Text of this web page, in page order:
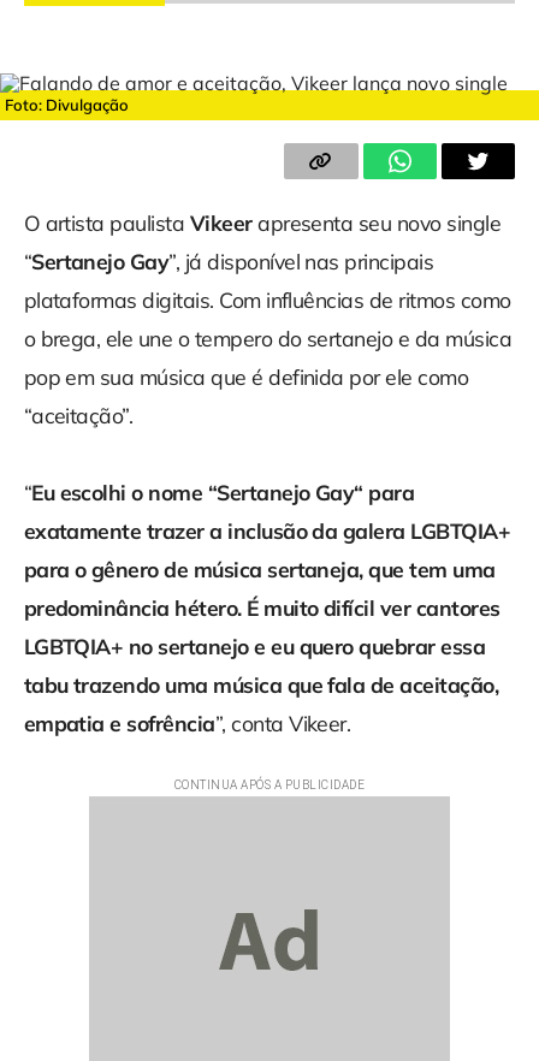
Foto: Divulgação
O artista paulista Vikeerapresenta seu novo single
“Sertanejo Gay”, já disponível nas principais
plataformas digitais. Com influências de ritmos como
o brega, ele une o tempero do sertanejo e da música
pop em sua música que é definida por ele como
“aceitação”.
“Eu escolhi o nome “Sertanejo Gay“ para
exatamente trazer a inclusão da galera LGBTQIA+
para o gênero de música sertaneja, que tem uma
predominância hétero. É muito difícil ver cantores
LGBTQIA+ no sertanejo e eu quero quebrar essa
tabu trazendo uma música que fala de aceitação,
empatia e sofrência”, conta Vikeer.